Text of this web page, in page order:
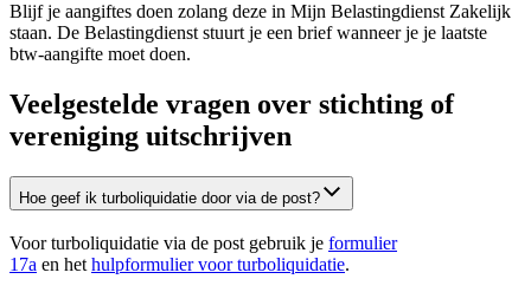
Blijf je aangiftes doen zolang deze in Mijn Belastingdienst Zakelijk
staan. De Belastingdienst stuurt je een brief wanneer je je laatste
btw-aangifte moet doen.
Veelgestelde vragen over stichting of
vereniging uitschrijven
Hoe geef ik turboliquidatie door via de post?
Voor turboliquidatie via de post gebruik je formulier
17a en het hulpformulier voor turboliquidatie.